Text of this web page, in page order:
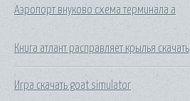
Аэропорт внуково схема терминала а
Книга атлант расправляет крылья скачать
Игра скачать goat simulator